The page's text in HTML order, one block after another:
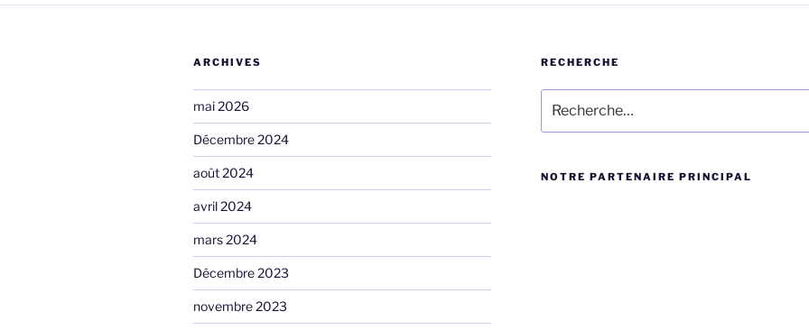
ARCHIVES
mai 2026
Décembre 2024
août 2024
avril 2024
mars 2024
Décembre 2023
novembre 2023
RECHERCHE
NOTRE PARTENAIRE PRINCIPAL